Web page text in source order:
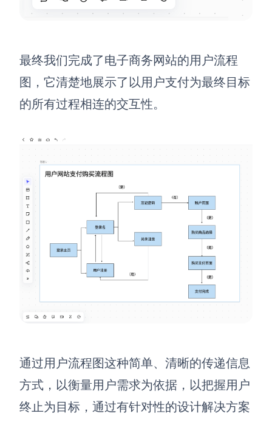
最终我们完成了电子商务网站的用户流程
图，它清楚地展示了以用户支付为最终目标
的所有过程相连的交互性。
通过用户流程图这种简单、清晰的传递信息
方式，以衡量用户需求为依据，以把握用户
终止为目标，通过有针对性的设计解决方案